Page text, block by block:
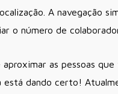
A navegação
o número de
as pessoas
dando certo!